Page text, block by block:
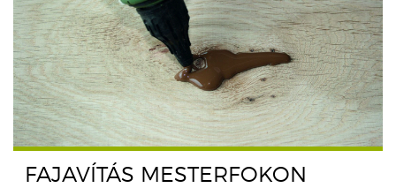
FAJAVÍTÁS MESTERFOKON